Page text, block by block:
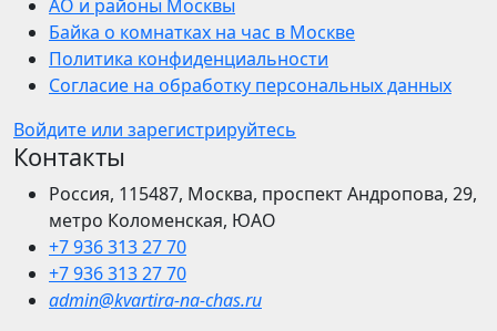
АО и районы Москвы
Байка о комнатках на час в Москве
Политика конфиденциальности
Согласие на обработку персональных данных
Войдите или зарегистрируйтесь
Контакты
Россия, 115487, Москва, проспект Андропова, 29,
метро Коломенская, ЮАО
+7 936 313 27 70
+7 936 313 27 70
admin@kvartira-na-chas.ru